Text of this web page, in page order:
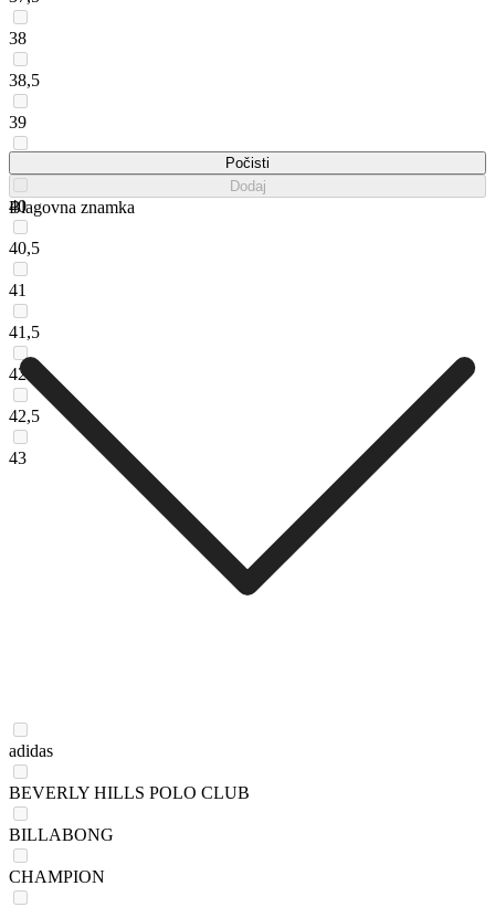
38
38,5
39
40
40,5
41
41,5
42
42,5
43
Počisti
Dodaj
Blagovna znamka
adidas
BEVERLY HILLS POLO CLUB
BILLABONG
CHAMPION